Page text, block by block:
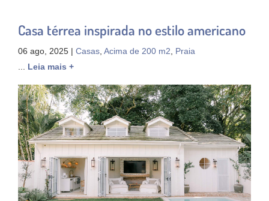
Casa térrea inspirada no estilo americano
06 ago, 2025 | Casas, Acima de 200 m2, Praia
Leia mais +